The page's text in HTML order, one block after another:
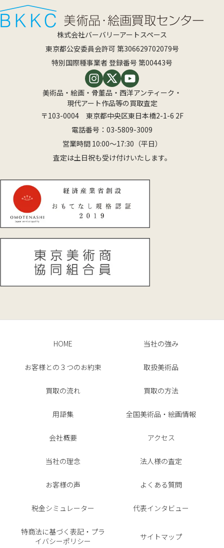
株式会社バーバリーアートスペース
東京都公安委員会許可 第306629702079号
特別国際種事業者 登録番号 第00443号
美術品・絵画・骨董品・西洋アンティーク・
現代アート作品等の買取査定
〒103-0004 東京都中央区東日本橋2-1-6 2F
電話番号： 03-5809-3009
営業時間 10:00〜17:30（平日）
査定は土日祝も受け付けいたします。
HOME 当社の強み
お客様との３つのお約束 取扱美術品
買取の流れ 買取の方法
用語集 全国美術品・絵画情報
会社概要 アクセス
当社の理念 法人様の査定
お客様の声 よくある質問
税金シミュレーター 代表インタビュー
特商法に基づく表記・プラ
イバシーポリシー
サイトマップ